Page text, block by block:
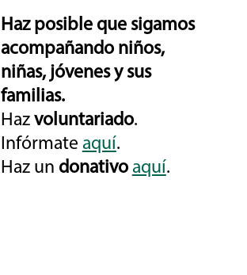
Haz posible que sigamos
acompañando niños,
niñas, jóvenes y sus
familias.
Haz voluntariado.
Infórmate aquí.
Haz un donativo aquí.